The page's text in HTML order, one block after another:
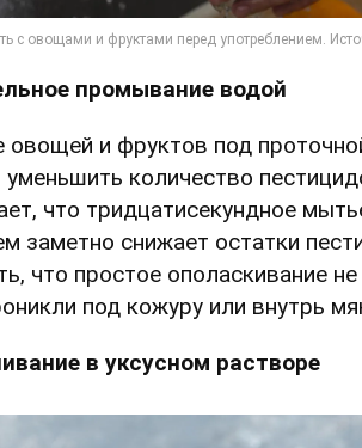
промывание водой
и фруктов под
количество
что тридцатисекундное
заметно снижает остатки
что простое ополаскивание
под кожуру или внутрь
в уксусном растворе